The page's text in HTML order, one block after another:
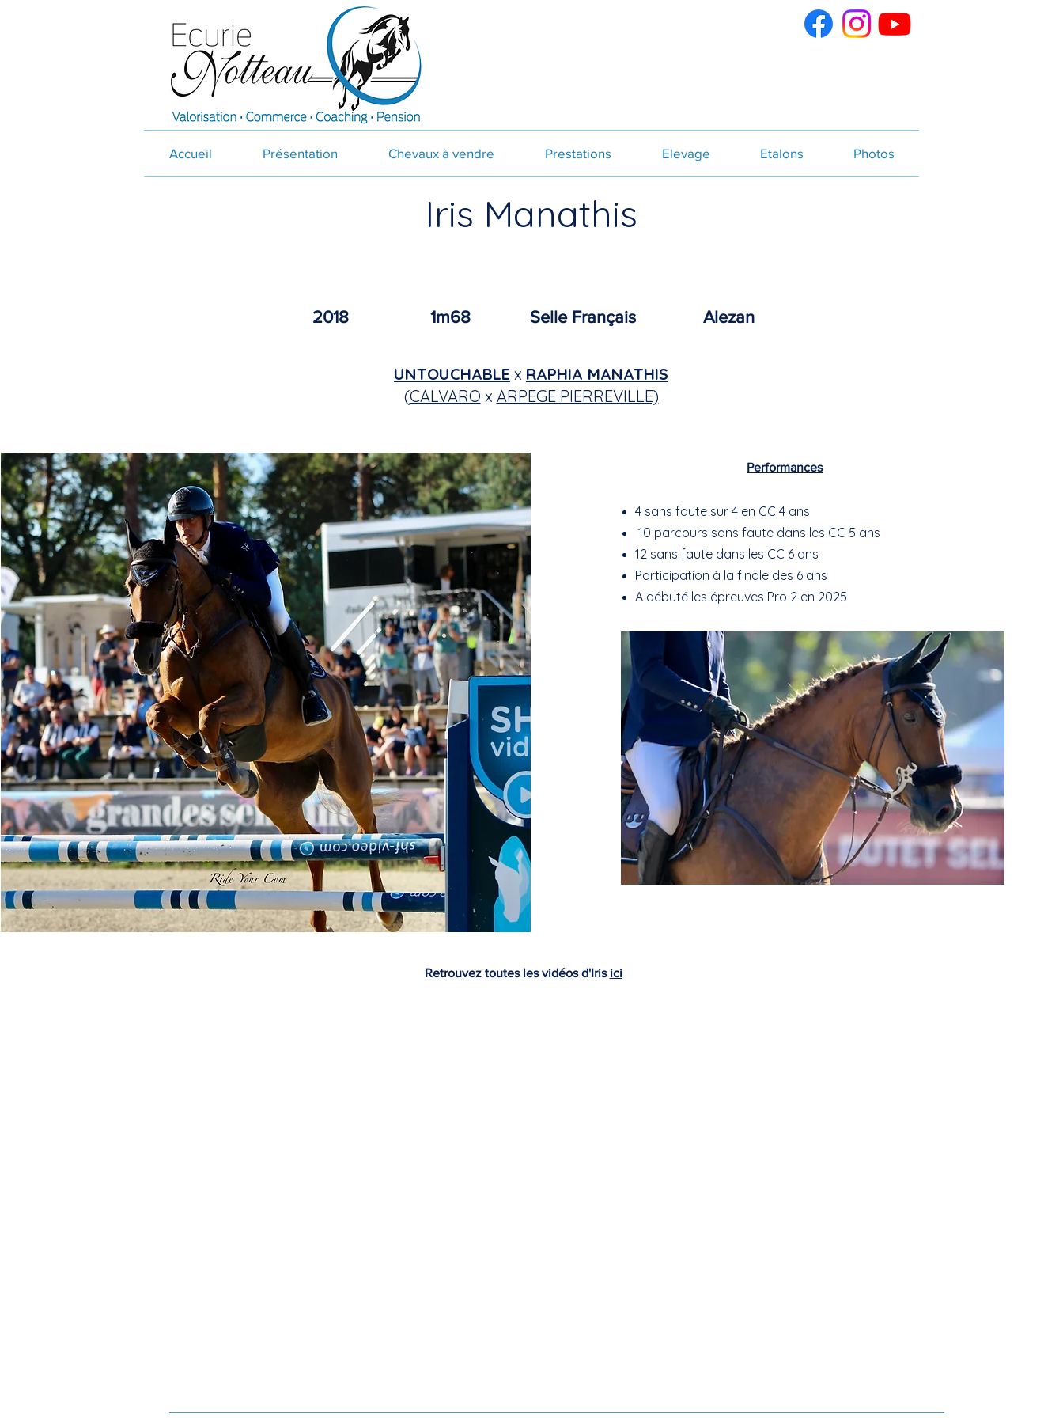
Iris Manathis
2018 1m68 Selle Français Alezan
UNTOUCHABLE x RAPHIA MANATHIS
(CALVARO x ARPEGE PIERREVILLE)
Performances
4 sans faute sur 4 en CC 4 ans
10 parcours sans faute dans les CC 5 ans
12 sans faute dans les CC 6 ans
Participation à la finale des 6 ans
A débuté les épreuves Pro 2 en 2025
Retrouvez toutes les vidéos d'Iris ici
Accueil Présentation Chevaux à vendre Prestations Elevage Etalons Photos